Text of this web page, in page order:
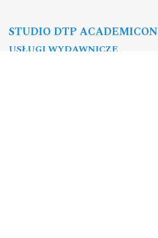
STUDIO DTP ACADEMICON
USŁUGI WYDAWNICZE